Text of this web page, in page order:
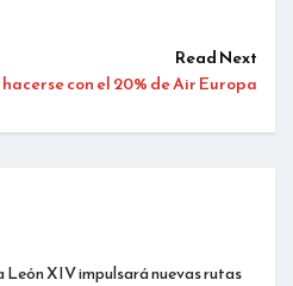
Read Next
con el 20% de Air Europa
León XIV impulsará nuevas rutas